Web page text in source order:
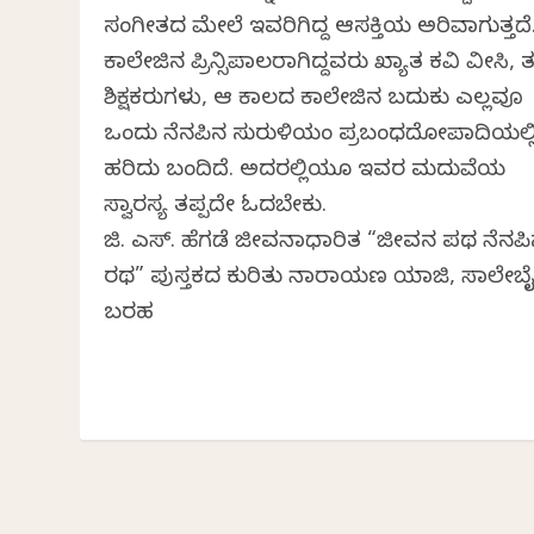
ಸಂಗೀತದ ಮೇಲೆ ಇವರಿಗಿದ್ದ ಆಸಕ್ತಿಯ ಅರಿವಾಗುತ್ತದೆ.
ಕಾಲೇಜಿನ ಪ್ರಿನ್ಸಿಪಾಲರಾಗಿದ್ದವರು ಖ್ಯಾತ ಕವಿ ವೀಸಿ,
ಶಿಕ್ಷಕರುಗಳು, ಆ ಕಾಲದ ಕಾಲೇಜಿನ ಬದುಕು ಎಲ್ಲವೂ
ಒಂದು ನೆನಪಿನ ಸುರುಳಿಯಂತೆ
ಹರಿದು ಬಂದಿದೆ. ಅದರಲ್ಲಿಯೂ ಇವರ ಮದುವೆಯ
ಸ್ವಾರಸ್ಯ ತಪ್ಪದೇ ಓದಬೇಕು.
ಜಿ. ಎಸ್. ಹೆಗಡೆ ಜೀವನಾಧಾರಿತ “ಜೀವನ ಪಥ
ರಥ” ಪುಸ್ತಕದ ಕುರಿತು ನಾರಾಯಣ ಯಾಜಿ,
ಬರಹ